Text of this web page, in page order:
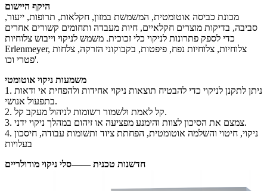
היקף היישום
מכונת כביסה אוטומטית, המשמשת במזון, חקלאות, תרופות, ייעור,
סביבה, בדיקות מוצרים חקלאיים, חיות מעבדה ותחומים קשורים אחרים
כדי לספק פתרונות לניקוי כלי זכוכית. משמש לניקוי וייבוש צלוחיות
Erlenmeyer, צלוחיות, צלוחיות נפח, פיפטות, בקבוקוני הזרקה, צלחות
פטרי וכו'.
משמעות ניקוי אוטומטי
1. ניתן לתקנן לניקוי כדי להבטיח תוצאות ניקוי אחידות ולהפחית אי ודאות
בתפעול אנושי.
2. קל לאמת ולשמור רשומות לניהול מעקב קל.
3. צמצם את הסיכון לצוות והימנע מפציעה או זיהום במהלך ניקוי ידני.
4. ניקוי, חיטוי והשלמה אוטומטית, הפחתת ציוד ותשומות עבודה, חיסכון
בעלויות
חדשנות טכנית ——סלי ניקוי מודולריים